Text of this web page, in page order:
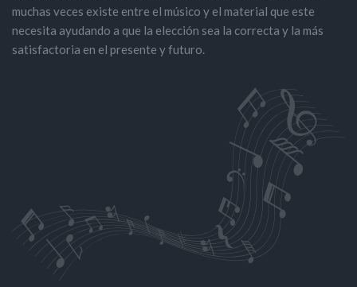
muchas veces existe entre el músico y el material que este
necesita ayudando a que la elección sea la correcta y la más
satisfactoria en el presente y futuro.